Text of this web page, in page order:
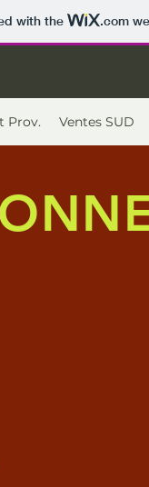
with the .com
Prov. Ventes SUD